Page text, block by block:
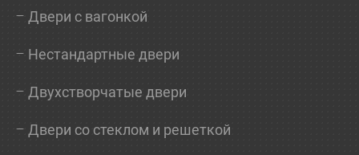
Двери с вагонкой
Нестандартные двери
Двухстворчатые двери
Двери со стеклом и решеткой